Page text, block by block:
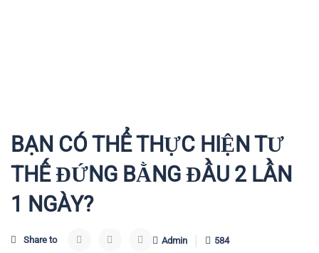
BẠN CÓ THỂ THỰC HIỆN TƯ
THẾ ĐỨNG BẰNG ĐẦU 2 LẦN
1 NGÀY?
Admin 584
Share to